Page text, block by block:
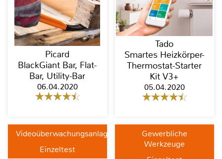
Picard
BlackGiant Bar, Flat-
Bar, Utility-Bar
06.04.2020
Tado
Smartes Heizkörper-
Thermostat-Starter
Kit V3+
05.04.2020
Videoüberwachungsanlagen
Einzeltest
Gewerbliche
Werkzeuge